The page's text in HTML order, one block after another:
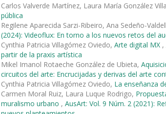
Carlos Valverde Martínez, Laura María González
pública
Regilene Aparecida Sarzi-Ribeiro, Ana Sedeño-
(2024): Videoflux: En torno a los nuevos retos del
Cynthia Patricia Villagómez Oviedo, Arte digital MX ,
partir de la praxis artística
Mikel Imanol Rotaeche González de Ubieta,
circuitos del arte: Encrucijadas y derivas del arte
Cynthia Patricia Villagómez Oviedo, La enseñanza
Carmen Moral Ruiz, Laura Luque Rodrigo,
muralismo urbano , AusArt: Vol. 9 Núm. 2 (2021):